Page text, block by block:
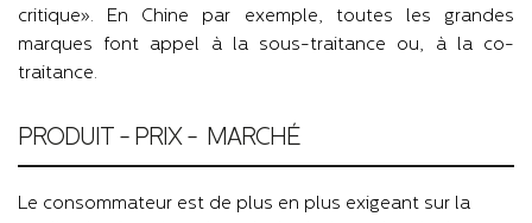
critique». En Chine par exemple, toutes les grandes
marques font appel à la sous-traitance ou, à la co-
traitance.
PRODUIT - PRIX - MARCHÉ
Le consommateur est de plus en plus exigeant sur la